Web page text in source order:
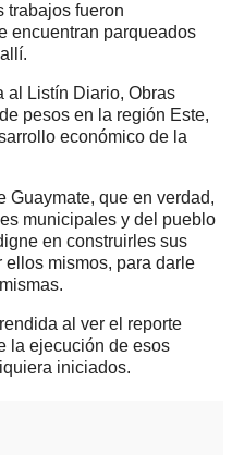
trabajos fueron
encuentran parqueados
al Listín Diario, Obras
pesos en la región Este,
económico de la
Guaymate, que en verdad,
municipales y del pueblo
en construirles sus
mismos, para darle
al ver el reporte
la ejecución de esos
iniciados.